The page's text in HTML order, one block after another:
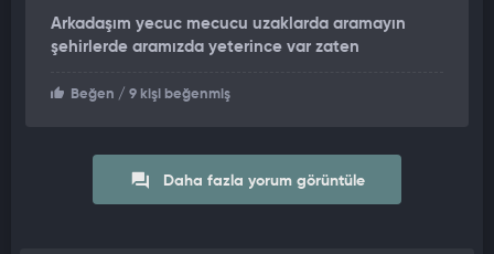
Arkadaşım yecuc mecucu uzaklarda aramayın
şehirlerde aramızda yeterince var zaten
Beğen / 9 kişi beğenmiş
Daha fazla yorum görüntüle